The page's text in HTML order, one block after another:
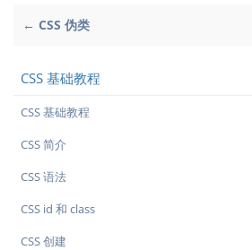
← CSS 伪类
CSS 基础教程
CSS 基础教程
CSS 简介
CSS 语法
CSS id 和 class
CSS 创建